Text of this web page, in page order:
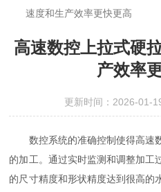
速度和生产效率更快更高
高速数控上拉式硬
产效率
更新时间：2026-
数控系统的准确控制使得高速
的加工。通过实时监测和调整加工
的尺寸精度和形状精度达到很高的